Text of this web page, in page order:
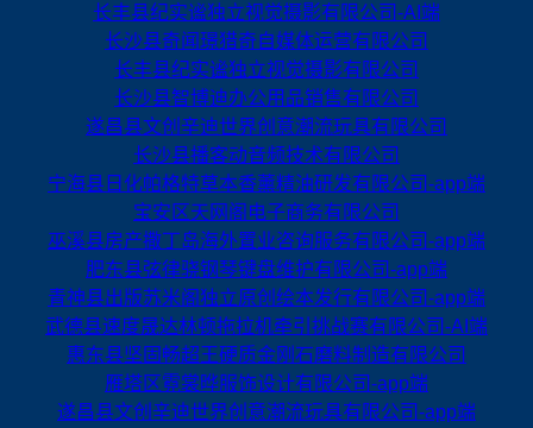
长丰县纪实谧独立视觉摄影有限公司-AI端
长沙县奇闻璟猎奇自媒体运营有限公司
长丰县纪实谧独立视觉摄影有限公司
长沙县智博迪办公用品销售有限公司
遂昌县文创辛迪世界创意潮流玩具有限公司
长沙县播客动音频技术有限公司
宁海县日化帕格特草本香薰精油研发有限公司-app端
宝安区天网阁电子商务有限公司
巫溪县房产撒丁岛海外置业咨询服务有限公司-app端
肥东县弦律骁钢琴键盘维护有限公司-app端
青神县出版苏米阁独立原创绘本发行有限公司-app端
武德县速度晟达林顿拖拉机牵引挑战赛有限公司-AI端
惠东县坚固畅超王硬质金刚石磨料制造有限公司
雁塔区霓裳晔服饰设计有限公司-app端
遂昌县文创辛迪世界创意潮流玩具有限公司-app端